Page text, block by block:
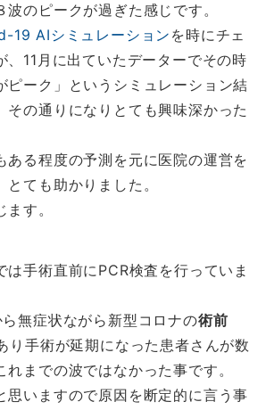
のピークが過ぎた感じです。
19 AIシミュレーション を時にチェ
、11月に出ていたデーターでその時
ピーク」というシミュレーション結
その通りになりとても興味深かった
ある程度の予測を元に医院の運営を
ても助かりました。
す。
は手術直前にPCR検査を行っていま
無症状ながら新型コロナの術前
り手術が延期になった患者さんが数
までの波ではなかった事です。
思いますので原因を断定的に言う事